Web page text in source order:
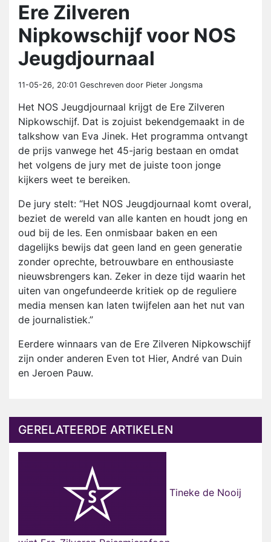
Ere Zilveren
Nipkowschijf voor NOS
Jeugdjournaal
11-05-26, 20:01 Geschreven door Pieter Jongsma
Het NOS Jeugdjournaal krijgt de Ere Zilveren
Nipkowschijf. Dat is zojuist bekendgemaakt in de
talkshow van Eva Jinek. Het programma ontvangt
de prijs vanwege het 45-jarig bestaan en omdat
het volgens de jury met de juiste toon jonge
kijkers weet te bereiken.
De jury stelt: “Het NOS Jeugdjournaal komt overal,
beziet de wereld van alle kanten en houdt jong en
oud bij de les. Een onmisbaar baken en een
dagelijks bewijs dat geen land en geen generatie
zonder oprechte, betrouwbare en enthousiaste
nieuwsbrengers kan. Zeker in deze tijd waarin het
uiten van ongefundeerde kritiek op de reguliere
media mensen kan laten twijfelen aan het nut van
de journalistiek.”
Eerdere winnaars van de Ere Zilveren Nipkowschijf
zijn onder anderen Even tot Hier, André van Duin
en Jeroen Pauw.
GERELATEERDE ARTIKELEN
Tineke de Nooij